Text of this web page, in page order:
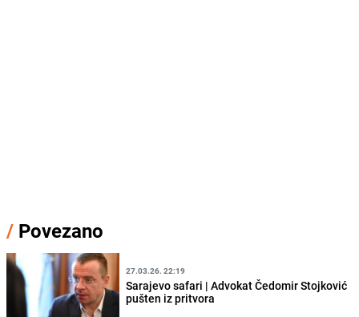
/ Povezano
27.03.26. 22:19
Sarajevo safari | Advokat Čedomir Stojković
pušten iz pritvora